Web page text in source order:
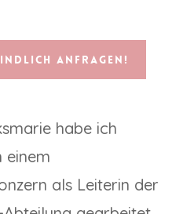
anfragen!
habe ich
einem
als Leiterin der